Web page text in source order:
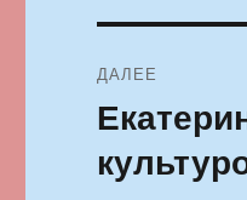
ДАЛЕЕ
Следующая